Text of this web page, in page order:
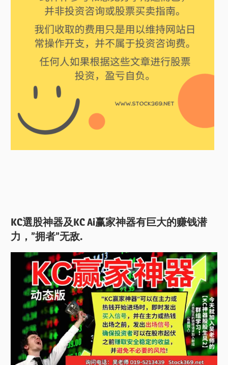
KC選股神器及KC Ai赢家神器有巨大的赚钱潜
力，”拥者”无敌.